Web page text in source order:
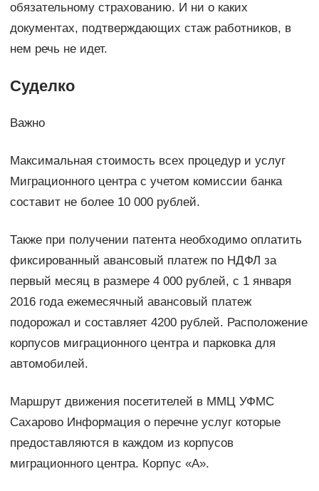
обязательному страхованию. И ни о каких
документах, подтверждающих стаж работников, в
нем речь не идет.
Суделко
Важно
Максимальная стоимость всех процедур и услуг
Миграционного центра с учетом комиссии банка
составит не более 10 000 рублей.
Также при получении патента необходимо оплатить
фиксированный авансовый платеж по НДФЛ за
первый месяц в размере 4 000 рублей, с 1 января
2016 года ежемесячный авансовый платеж
подорожал и составляет 4200 рублей. Расположение
корпусов миграционного центра и парковка для
автомобилей.
Маршрут движения посетителей в ММЦ УФМС
Сахарово Информация о перечне услуг которые
предоставляются в каждом из корпусов
миграционного центра. Корпус «А».